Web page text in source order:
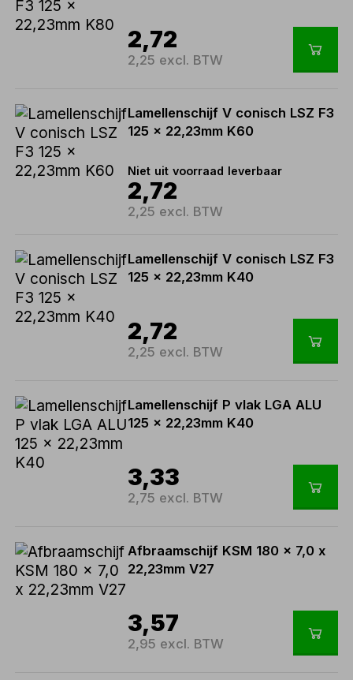
2,72
2,25 excl. BTW
Lamellenschijf V conisch LSZ F3
125 x 22,23mm K60
Niet uit voorraad leverbaar
2,72
2,25 excl. BTW
Lamellenschijf V conisch LSZ F3
125 x 22,23mm K40
2,72
2,25 excl. BTW
Lamellenschijf P vlak LGA ALU
125 x 22,23mm K40
3,33
2,75 excl. BTW
Afbraamschijf KSM 180 x 7,0 x
22,23mm V27
3,57
2,95 excl. BTW